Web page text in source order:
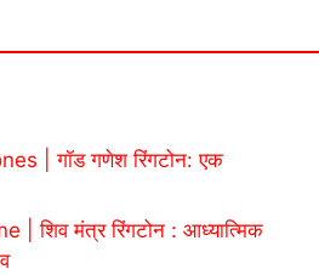
| गॉड गणेश रिंगटोन: एक
शिव मंत्र रिंगटोन : आध्यात्मिक